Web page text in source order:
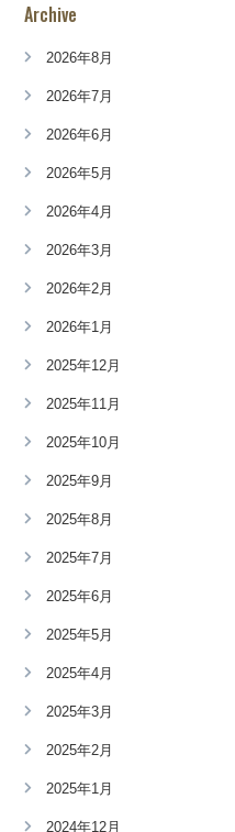
Archive
2026年8月
2026年7月
2026年6月
2026年5月
2026年4月
2026年3月
2026年2月
2026年1月
2025年12月
2025年11月
2025年10月
2025年9月
2025年8月
2025年7月
2025年6月
2025年5月
2025年4月
2025年3月
2025年2月
2025年1月
2024年12月